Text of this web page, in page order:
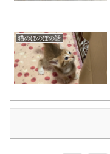
猫のほのぼの話